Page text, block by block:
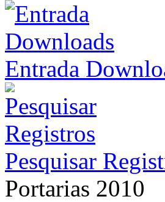
Entrada
Pesquisar
Portarias 2010